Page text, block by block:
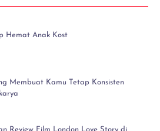
Hemat Anak Kost
Membuat Kamu Tetap Konsisten